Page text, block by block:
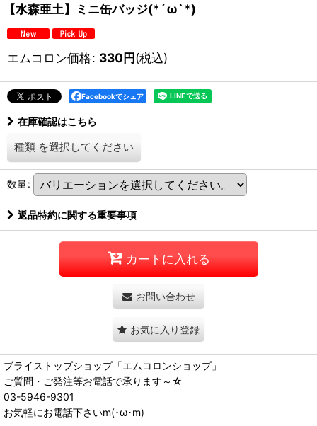
【水森亜土】ミニ缶バッジ(*´ω`*)
エムコロン価格: 330円(税込)
Facebookでシェア
在庫確認はこちら
種類 を選択してください
数量:
返品特約に関する重要事項
カートに入れる
お問い合わせ
お気に入り登録
ブライストップショップ「エムコロンショップ」
ご質問・ご発注等お電話で承ります～☆
03-5946-9301
お気軽にお電話下さいm(･ω･m)